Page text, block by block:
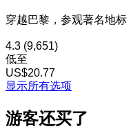
穿越巴黎，参观著名地标
4.3 (9,651)
低至
US$20.77
显示所有选项
游客还买了